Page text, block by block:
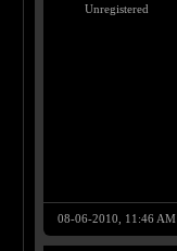
Unregistered
08-06-2010, 11:46 AM